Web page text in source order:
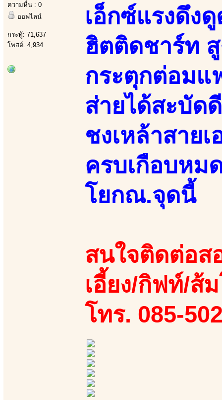
ความหื่น : 0
ออฟไลน์
กระทู้: 71,637
โพสต์: 4,934
เอ็กซ์แรงดึง
ฮิตติดชาร์ท
กระตุกต่อมแ
ส่ายได้สะบัด
ชงเหล้าสาย
ครบเกือบหม
โยกณ.จุดนี้
สนใจติดต่อส
เอี้ยง/กิฟท์/ส้
โทร. 085-